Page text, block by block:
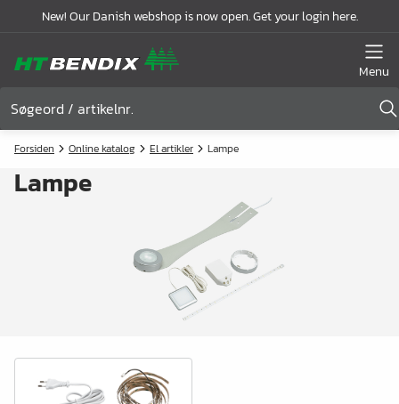
New! Our Danish webshop is now open. Get your login here.
Menu
Forsiden Online katalog El artikler Lampe
Lampe